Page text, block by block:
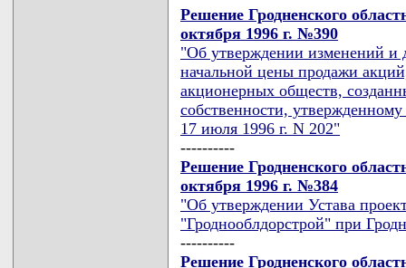
Решение Гродненского
октября 1996 г. №390
"Об утверждении изменений и
начальной цены продажи
акционерных обществ,
собственности,
17 июля 1996 г. N 202"
----------
Решение Гродненского
октября 1996 г. №384
"Об утверждении Устава
"Гроднооблдорстрой" при
----------
Решение Гродненского